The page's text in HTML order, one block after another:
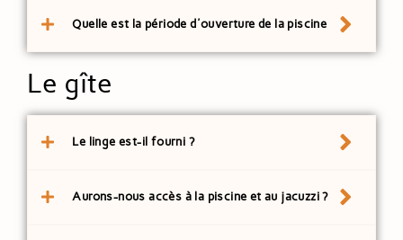
Quelle est la période d'ouverture de la piscine
Le gîte
Le linge est-il fourni ?
Aurons-nous accès à la piscine et au jacuzzi ?